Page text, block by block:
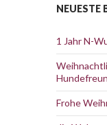
NEUESTE
1 Jahr N-
Frohe